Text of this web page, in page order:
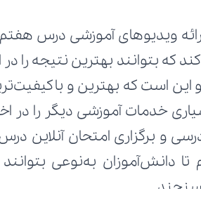
ویدیوهای آموزشی درس